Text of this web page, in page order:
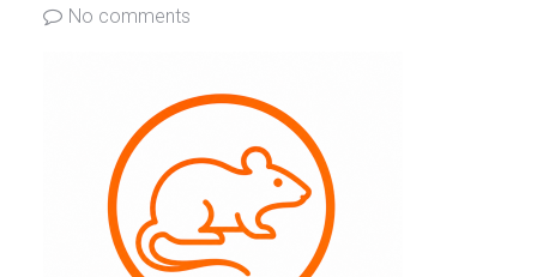
No comments